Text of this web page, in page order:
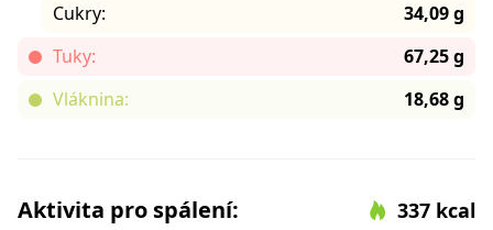
Cukry:
34,09 g
Tuky:
67,25 g
Vláknina:
18,68 g
Aktivita pro spálení: 337 kcal